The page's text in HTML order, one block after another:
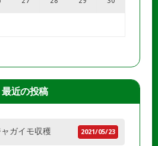
最近の投稿
ガイモ収穫 2021/05/23